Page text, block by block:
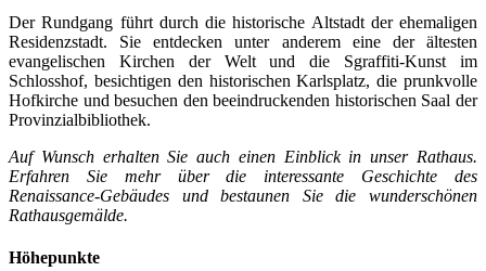
Der Rundgang führt durch die historische Altstadt der ehemaligen
Residenzstadt. Sie entdecken unter anderem eine der ältesten
evangelischen Kirchen der Welt und die Sgraffiti-Kunst im
Schlosshof, besichtigen den historischen Karlsplatz, die prunkvolle
Hofkirche und besuchen den beeindruckenden historischen Saal der
Provinzialbibliothek.
Auf Wunsch erhalten Sie auch einen Einblick in unser Rathaus.
Erfahren Sie mehr über die interessante Geschichte des
Renaissance-Gebäudes und bestaunen Sie die wunderschönen
Rathausgemälde.
Höhepunkte